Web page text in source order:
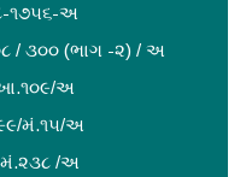
૧૭૫૬-અ
/ ૩૦૦ (ભાગ -૨) / અ
અ
મં.૧૫/અ
મં.૨૩૮ /અ